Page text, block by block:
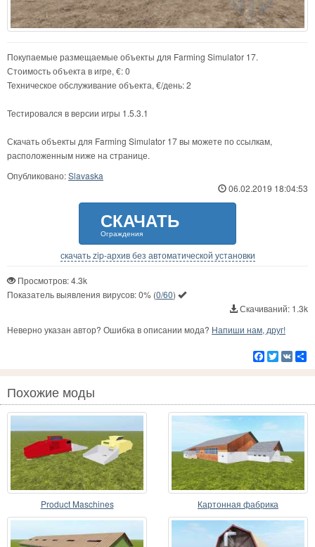
Покупаемые размещаемые объекты для Farming Simulator 17.
Стоимость объекта в игре, €: 0
Техническое обслуживание объекта, €/день: 2
Тестировался в версии игры 1.5.3.1
Скачать объекты для Farming Simulator 17 вы можете по ссылкам,
расположенным ниже на странице.
Опубликовано:Slavaska
06.02.2019 18:04:53
СКАЧАТЬ
Ограждения
скачать zip-архив без автоматической установки
Просмотров: 4.3k
Показатель выявления вирусов:0% (0/60)
Скачиваний: 1.3k
Неверно указан автор? Ошибка в описании мода? Напиши нам, друг!
Facebook
Twitter
VK
Похожие моды
Product Maschines Картонная фабрика